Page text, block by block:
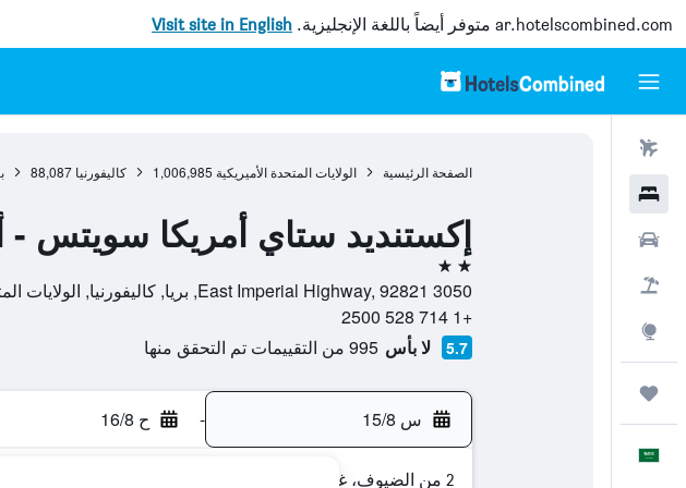
ar.hotelscombined.com متوفر أيضاً باللغة الإنجليزية. Visit site in English
الصفحة الرئيسية الولايات المتحدة الأميريكية 1,006,985 كاليفورنيا 88,087
إكستنديد ستاي أمريكا سويتس -
2 نجمتين
3050 East Imperial Highway, 92821, بريا, كاليفورنيا, الولايات المتحدة الأميريكية
+1 714 528 2500
5.7 لا بأس 995 من التقييمات تم التحقق منها
س 15/8 - ح 16/8
2 من الضيوف، غرفة واحدة